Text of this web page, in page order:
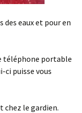
des eaux et pour en
téléphone portable
ci puisse vous
chez le gardien.